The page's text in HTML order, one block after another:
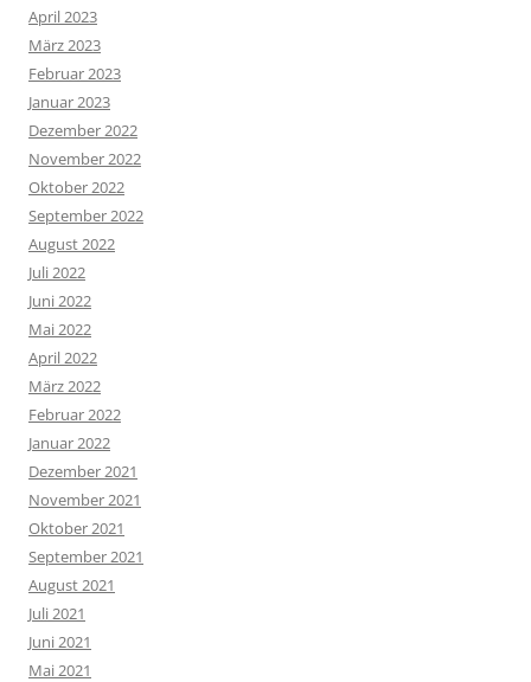
April 2023
März 2023
Februar 2023
Januar 2023
Dezember 2022
November 2022
Oktober 2022
September 2022
August 2022
Juli 2022
Juni 2022
Mai 2022
April 2022
März 2022
Februar 2022
Januar 2022
Dezember 2021
November 2021
Oktober 2021
September 2021
August 2021
Juli 2021
Juni 2021
Mai 2021